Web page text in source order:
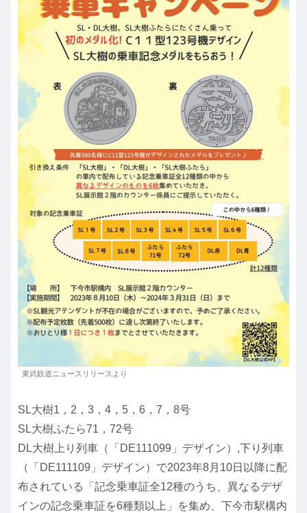
東武鉄道ニュースリリースより
SL大樹1，2，3，4，5，6，7，8号
SL大樹ふたら71，72号
DL大樹上り列車（「DE111099」デザイン）,下り列車
（「DE111109」デザイン）で2023年8月10日以降に配
布されている「記念乗車証全12種のうち、異なるデザ
インの記念乗車証を6種類以上」を集め、下今市駅構内